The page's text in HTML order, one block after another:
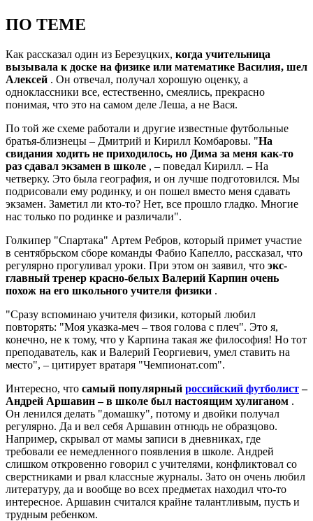
ПО ТЕМЕ
Как рассказал один из Березуцких, когда учительница
вызывала к доске на физике или математике Василия, шел
Алексей . Он отвечал, получал хорошую оценку, а
одноклассники все, естественно, смеялись, прекрасно
понимая, что это на самом деле Леша, а не Вася.
По той же схеме работали и другие известные футбольные
братья-близнецы – Дмитрий и Кирилл Комбаровы. "На
свидания ходить не приходилось, но Дима за меня как-то
раз сдавал экзамен в школе , – поведал Кирилл. – На
четверку. Это была география, и он лучше подготовился. Мы
подрисовали ему родинку, и он пошел вместо меня сдавать
экзамен. Заметил ли кто-то? Нет, все прошло гладко. Многие
нас только по родинке и различали".
Голкипер "Спартака" Артем Ребров, который примет участие
в сентябрьском сборе команды Фабио Капелло, рассказал, что
регулярно прогуливал уроки. При этом он заявил, что экс-
главный тренер красно-белых Валерий Карпин очень
похож на его школьного учителя физики .
"Сразу вспоминаю учителя физики, который любил
повторять: "Моя указка-меч – твоя голова с плеч". Это я,
конечно, не к тому, что у Карпина такая же философия! Но тот
преподаватель, как и Валерий Георгиевич, умел ставить на
место", – цитирует вратаря "Чемпионат.com".
Интересно, что самый популярный российский футболист–
Андрей Аршавин – в школе был настоящим хулиганом .
Он ленился делать "домашку", потому и двойки получал
регулярно. Да и вел себя Аршавин отнюдь не образцово.
Например, скрывал от мамы записи в дневниках, где
требовали ее немедленного появления в школе. Андрей
слишком откровенно говорил с учителями, конфликтовал со
сверстниками и рвал классные журналы. Зато он очень любил
литературу, да и вообще во всех предметах находил что-то
интересное. Аршавин считался крайне талантливым, пусть и
трудным ребенком.